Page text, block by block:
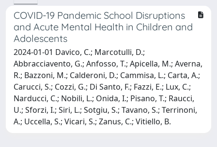
COVID-19 Pandemic School Disruptions
and Acute Mental Health in Children and
Adolescents
2024-01-01 Davico, C.; Marcotulli, D.;
Abbracciavento, G.; Anfosso, T.; Apicella, M.; Averna,
R.; Bazzoni, M.; Calderoni, D.; Cammisa, L.; Carta, A.;
Carucci, S.; Cozzi, G.; Di Santo, F.; Fazzi, E.; Lux, C.;
Narducci, C.; Nobili, L.; Onida, I.; Pisano, T.; Raucci,
U.; Sforzi, I.; Siri, L.; Sotgiu, S.; Tavano, S.; Terrinoni,
A.; Uccella, S.; Vicari, S.; Zanus, C.; Vitiello, B.